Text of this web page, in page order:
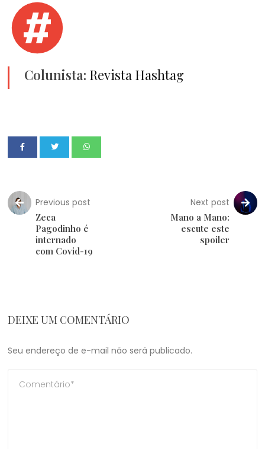
Colunista: Revista Hashtag
Previous post
Zeca
Pagodinho é
internado
com Covid-19
Next post
Mano a Mano:
escute este
spoiler
DEIXE UM COMENTÁRIO
Seu endereço de e-mail não será publicado.